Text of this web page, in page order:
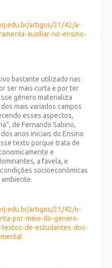
artigos/21/42/a-
auxiliar-no-ensino-
bastante utilizado nas
ser mais curta e por ter
gênero materializa
mais variados campos
esses aspectos,
de Fernando Sabino,
anos iniciais do Ensino
texto porque trata de
e
a favela, e
socioeconômicas
artigos/21/42/o-
por-meio-do-genero-
textos-de-estudantes-dos-